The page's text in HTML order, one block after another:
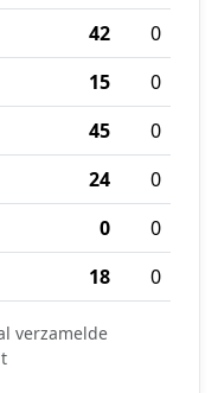
42
0
15
0
45
0
24
0
0
0
18 0
verzamelde